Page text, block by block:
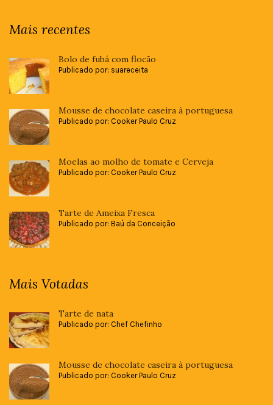
Mais recentes
Bolo de fubá com flocão
Publicado por: suareceita
Mousse de chocolate caseira à portuguesa
Publicado por: Cooker Paulo Cruz
Moelas ao molho de tomate e Cerveja
Publicado por: Cooker Paulo Cruz
Tarte de Ameixa Fresca
Publicado por: Baú da Conceição
Mais Votadas
Tarte de nata
Publicado por: Chef Chefinho
Mousse de chocolate caseira à portuguesa
Publicado por: Cooker Paulo Cruz